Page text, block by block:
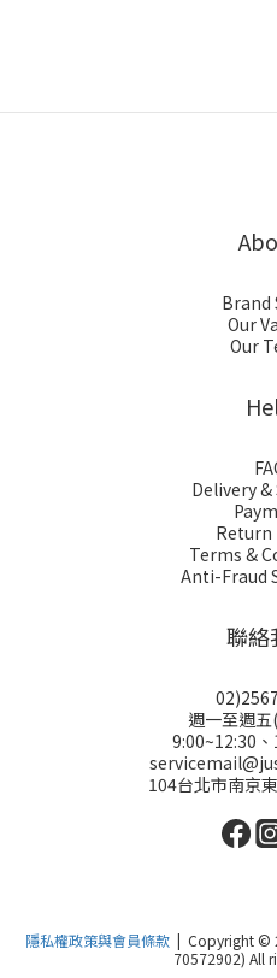
Brand
Our
Our
Delivery
Return
Terms &
Anti-Fraud
聯絡
週一至週
9:00~12:30
104台北市南京
隱私權政策與會員條款 | Copyright ©
70572902) All